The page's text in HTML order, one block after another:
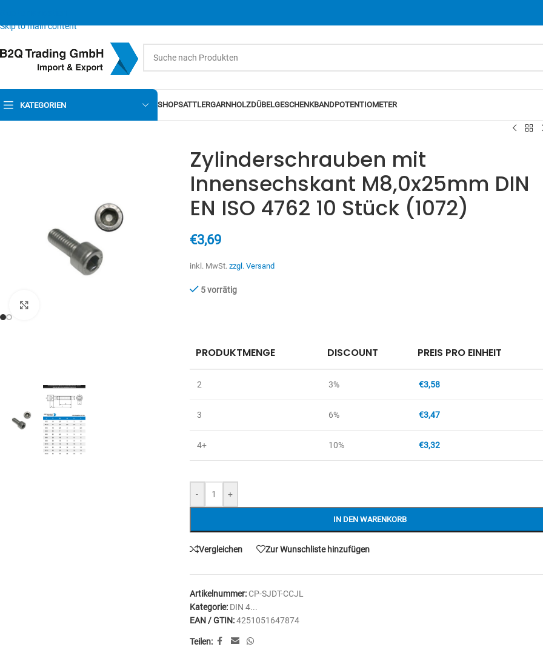
Skip to main content
KATEGORIEN SHOPSATTLERGARNHOLZDÜBELGESCHENKBANDPOTENTIOMETER
Zylinderschrauben mit
Innensechskant M8,0x25mm DIN
EN ISO 4762 10 Stück (1072)
€3,69
inkl. MwSt. zzgl. Versand
5 vorrätig
- +
IN DEN WARENKORB
PRODUKTMENGE DISCOUNT PREIS PRO EINHEIT
2 3% €3,58
3 6% €3,47
4+ 10% €3,32
Vergleichen Zur Wunschliste hinzufügen
Artikelnummer:CP-SJDT-CCJL
Kategorie: DIN 4...
EAN / GTIN:4251051647874
Teilen: